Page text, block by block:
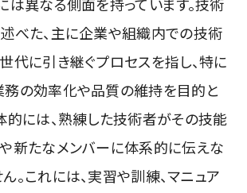
は異なる側面を持っています。技術
べた、主に企業や組織内での技術
代に引き継ぐプロセスを指し、特に
の効率化や品質の維持を目的と
的には、熟練した技術者がその技能
新たなメンバーに体系的に伝えな
。これには、実習や訓練、マニュア